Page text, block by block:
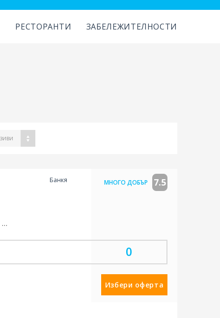
РЕСТОРАНТИ ЗАБЕЛЕЖИТЕЛНОСТИ
Банкя
МНОГО ДОБЪР 7.5
зала/кът
0
Избери оферта